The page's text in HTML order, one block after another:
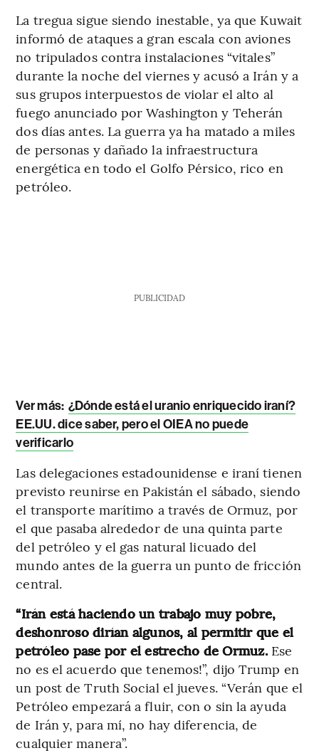
La tregua sigue siendo inestable, ya que Kuwait
informó de ataques a gran escala con aviones
no tripulados contra instalaciones “vitales”
durante la noche del viernes y acusó a Irán y a
sus grupos interpuestos de violar el alto al
fuego anunciado por Washington y Teherán
dos días antes. La guerra ya ha matado a miles
de personas y dañado la infraestructura
energética en todo el Golfo Pérsico, rico en
petróleo.
PUBLICIDAD
Ver más: ¿Dónde está el uranio enriquecido iraní?
EE.UU. dice saber, pero el OIEA no puede
verificarlo
Las delegaciones estadounidense e iraní tienen
previsto reunirse en Pakistán el sábado, siendo
el transporte marítimo a través de Ormuz, por
el que pasaba alrededor de una quinta parte
del petróleo y el gas natural licuado del
mundo antes de la guerra un punto de fricción
central.
“Irán está haciendo un trabajo muy pobre,
deshonroso dirían algunos, al permitir que el
petróleo pase por el estrecho de Ormuz. Ese
no es el acuerdo que tenemos!”, dijo Trump en
un post de Truth Social el jueves. “Verán que el
Petróleo empezará a fluir, con o sin la ayuda
de Irán y, para mí, no hay diferencia, de
cualquier manera”.